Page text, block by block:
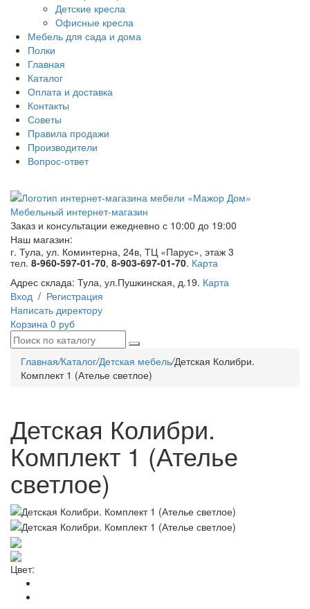
Детские кресла
Офисные кресла
Мебель для сада и дома
Полки
Главная
Каталог
Оплата и доставка
Контакты
Советы
Правила продажи
Производители
Вопрос-ответ
Мебельный интернет-магазин
Заказ и консультации ежедневно с 10:00 до 19:00
Наш магазин:
г. Тула, ул. Коминтерна, 24в, ТЦ «Парус», этаж 3
тел. 8-960-597-01-70, 8-903-697-01-70. Карта
Адрес склада: Тула, ул.Пушкинская, д.19. Карта
Вход / Регистрация
Написать директору
Корзина 0 руб
Главная/Каталог/Детская мебель/Детская Колибри.
Комплект 1 (Ателье светлое)
Детская Колибри.
Комплект 1 (Ателье
светлое)
Цвет: